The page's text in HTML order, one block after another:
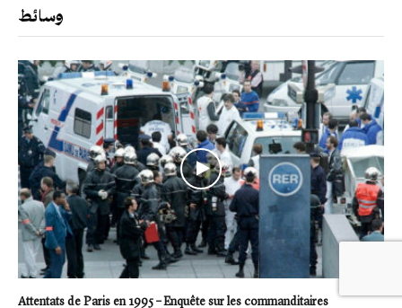
وسائط
Attentats de Paris en 1995 – Enquête sur les commanditaires